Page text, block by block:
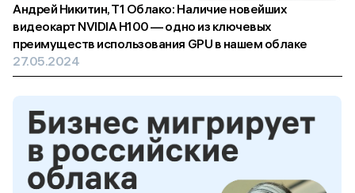
Андрей Никитин, T1 Облако: Наличие новейших
видеокарт NVIDIA H100 — одно из ключевых
преимуществ использования GPU в нашем облаке
27.05.2024